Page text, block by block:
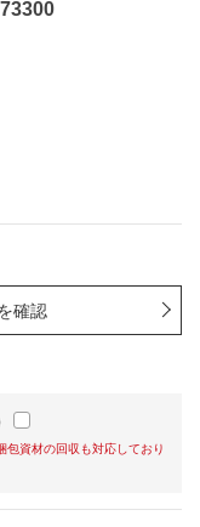
確認
資材の回収も対応しており